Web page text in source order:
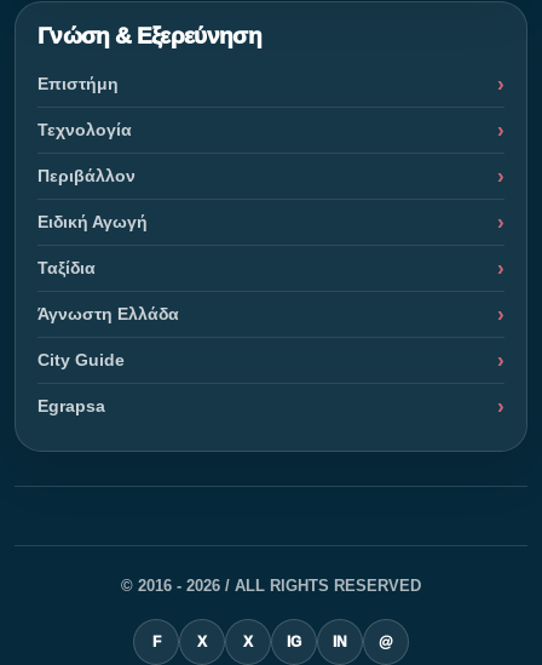
Γνώση & Εξερεύνηση
Επιστήμη
Τεχνολογία
Περιβάλλον
Ειδική Αγωγή
Ταξίδια
Άγνωστη Ελλάδα
City Guide
Egrapsa
© 2016 - 2026 / ALL RIGHTS RESERVED
F X X IG IN @